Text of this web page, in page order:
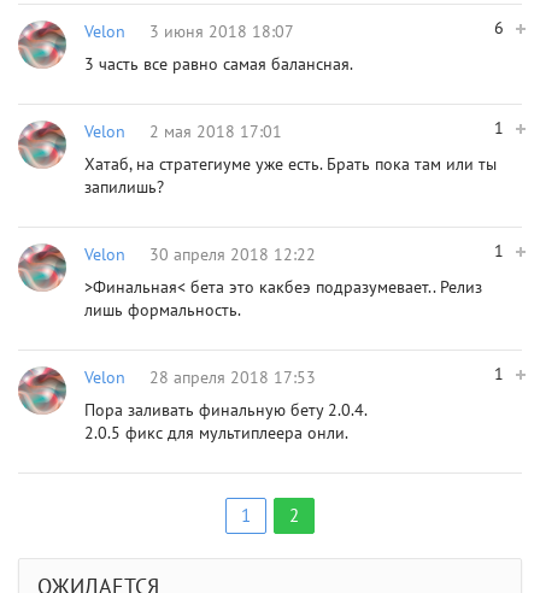
6
Velon
3 июня 2018 18:07
3 часть все равно самая балансная.
1
Velon
2 мая 2018 17:01
Хатаб, на стратегиуме уже есть. Брать пока там или ты
запилишь?
1
Velon
30 апреля 2018 12:22
>Финальная< бета это какбеэ подразумевает.. Релиз
лишь формальность.
1
Velon
28 апреля 2018 17:53
Пора заливать финальную бету 2.0.4.
2.0.5 фикс для мультиплеера онли.
1 2
ОЖИДАЕТСЯ